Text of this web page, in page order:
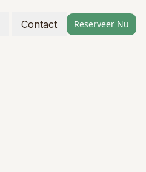
Contact Reserveer Nu